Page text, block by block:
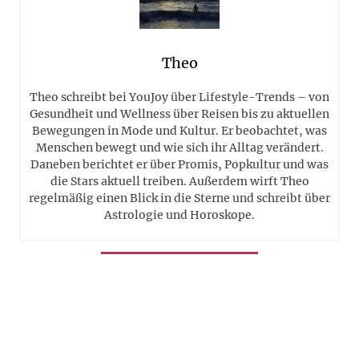
Theo
Theo schreibt bei YouJoy über Lifestyle-Trends – von
Gesundheit und Wellness über Reisen bis zu aktuellen
Bewegungen in Mode und Kultur. Er beobachtet, was
Menschen bewegt und wie sich ihr Alltag verändert.
Daneben berichtet er über Promis, Popkultur und was
die Stars aktuell treiben. Außerdem wirft Theo
regelmäßig einen Blick in die Sterne und schreibt über
Astrologie und Horoskope.